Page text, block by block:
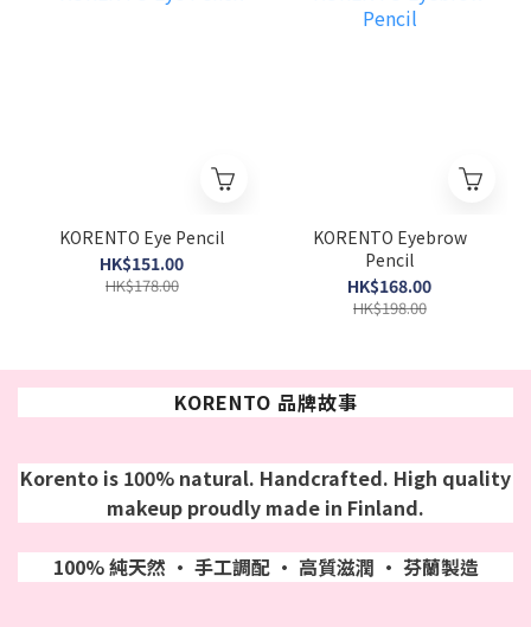
KORENTO Eye Pencil
HK$151.00
HK$178.00
KORENTO Eyebrow
Pencil
HK$168.00
HK$198.00
KORENTO 品牌故事
Korento is 100% natural. Handcrafted. High quality
makeup proudly made in Finland.
100% 純天然 • 手工調配 • 高質滋潤 • 芬蘭製造